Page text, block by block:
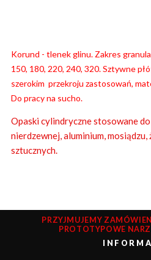
Korund - tlenek glinu. Zakres
150, 180, 220, 240, 320. Sztywne
szerokim przekroju zastosowań,
Do pracy na sucho.
Opaski cylindryczne stosowane
nierdzewnej, aluminium,
sztucznych.
PRZYJMUJEMY
PROTOTYPOWE